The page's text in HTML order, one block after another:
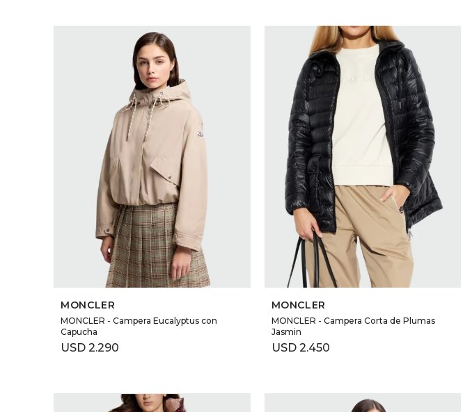
SELECCIONAR TALLE
MONCLER
MONCLER - Campera Eucalyptus con
Capucha
USD 2.290
SELECCIONAR TALLE
MONCLER
MONCLER - Campera Corta de Plumas
Jasmin
USD 2.450